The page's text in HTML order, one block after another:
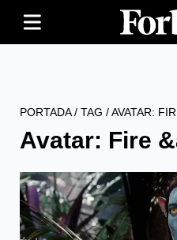
PORTADA/ TAG /AVATAR:
Avatar: Fire